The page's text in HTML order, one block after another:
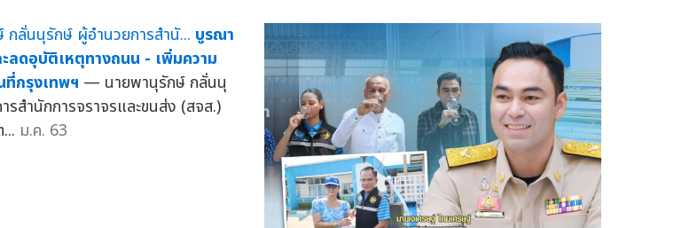
บูรณา
ลดอุบัติเหตุทางถนน - เพิ่มความ
กรุงเทพฯ — นายพานุรักษ์ กลั่นนุ
รสำนักการจราจรและขนส่ง (สจส.)
ม.ค. 63